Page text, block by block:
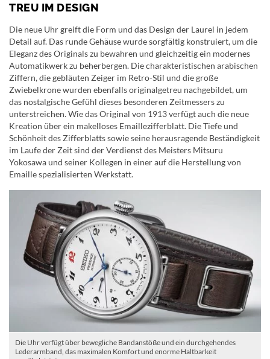
TREU IM DESIGN
Die neue Uhr greift die Form und das Design der Laurel in jedem
Detail auf. Das runde Gehäuse wurde sorgfältig konstruiert, um die
Eleganz des Originals zu bewahren und gleichzeitig ein modernes
Automatikwerk zu beherbergen. Die charakteristischen arabischen
Ziffern, die gebläuten Zeiger im Retro-Stil und die große
Zwiebelkrone wurden ebenfalls originalgetreu nachgebildet, um
das nostalgische Gefühl dieses besonderen Zeitmessers zu
unterstreichen. Wie das Original von 1913 verfügt auch die neue
Kreation über ein makelloses Emaillezifferblatt. Die Tiefe und
Schönheit des Zifferblatts sowie seine herausragende Beständigkeit
im Laufe der Zeit sind der Verdienst des Meisters Mitsuru
Yokosawa und seiner Kollegen in einer auf die Herstellung von
Emaille spezialisierten Werkstatt.
Die Uhr verfügt über bewegliche Bandanstöße und ein durchgehendes
Lederarmband, das maximalen Komfort und enorme Haltbarkeit